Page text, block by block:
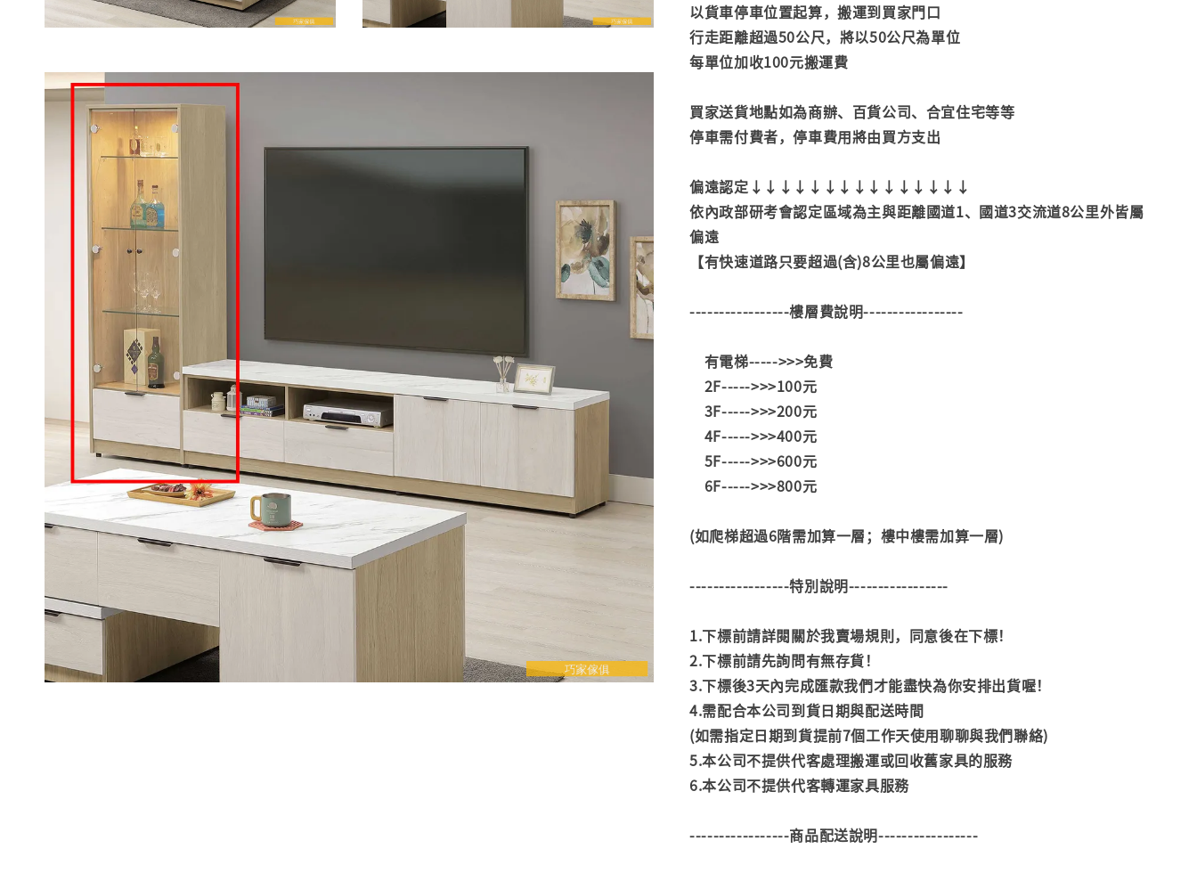
以貨車停車位置起算，搬運到買家門口
行走距離超過50公尺，將以50公尺為單位
每單位加收100元搬運費
買家送貨地點如為商辦、百貨公司、合宜住宅等等
停車需付費者，停車費用將由買方支出
偏遠認定↓↓↓↓↓↓↓↓↓↓↓↓↓↓↓
依內政部研考會認定區域為主與距離國道1、國道3交流道8公里外皆屬
偏遠
【有快速道路只要超過(含)8公里也屬偏遠】
-----------------樓層費說明-----------------
有電梯----->>>免費
2F----->>>100元
3F----->>>200元
4F----->>>400元
5F----->>>600元
6F----->>>800元
(如爬梯超過6階需加算一層；樓中樓需加算一層)
-----------------特別說明-----------------
1.下標前請詳閱關於我賣場規則，同意後在下標！
2.下標前請先詢問有無存貨！
3.下標後3天內完成匯款我們才能盡快為你安排出貨喔！
4.需配合本公司到貨日期與配送時間
(如需指定日期到貨提前7個工作天使用聊聊與我們聯絡)
5.本公司不提供代客處理搬運或回收舊家具的服務
6.本公司不提供代客轉運家具服務
-----------------商品配送說明-----------------